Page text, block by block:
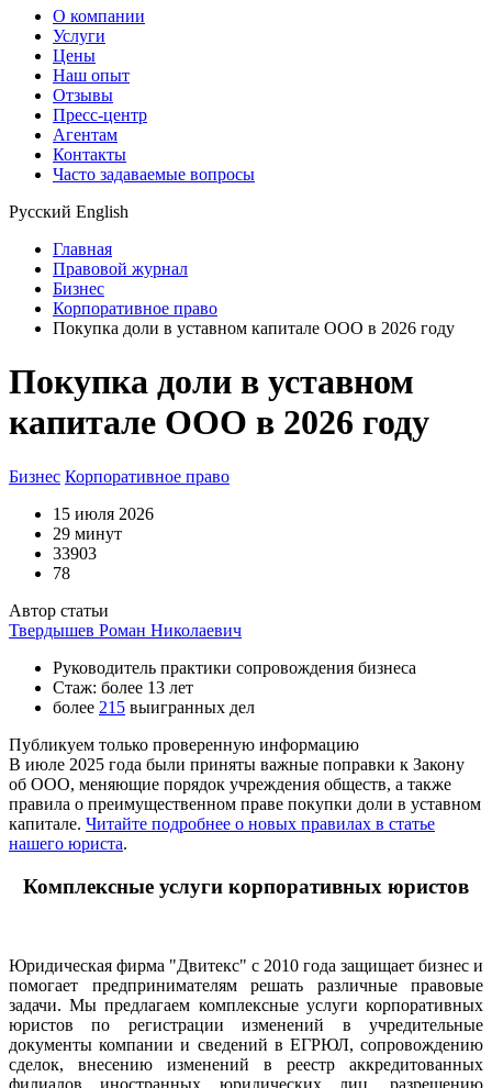
О компании
Услуги
Цены
Наш опыт
Отзывы
Пресс-центр
Агентам
Контакты
Часто задаваемые вопросы
Русский English
Главная
Правовой журнал
Бизнес
Корпоративное право
Покупка доли в уставном капитале ООО в 2026 году
Покупка доли в уставном
капитале ООО в 2026 году
Бизнес Корпоративное право
15 июля 2026
29 минут
33903
78
Автор статьи
Твердышев Роман Николаевич
Руководитель практики сопровождения бизнеса
Стаж: более 13 лет
более 215 выигранных дел
Публикуем только проверенную информацию
В июле 2025 года были приняты важные поправки к Закону
об ООО, меняющие порядок учреждения обществ, а также
правила о преимущественном праве покупки доли в уставном
капитале. Читайте подробнее о новых правилах в статье
нашего юриста.
Комплексные услуги корпоративных юристов
Юридическая фирма "Двитекс" с 2010 года защищает бизнес и
помогает предпринимателям решать различные правовые
задачи. Мы предлагаем комплексные услуги корпоративных
юристов по регистрации изменений в учредительные
документы компании и сведений в ЕГРЮЛ, сопровождению
сделок, внесению изменений в реестр аккредитованных